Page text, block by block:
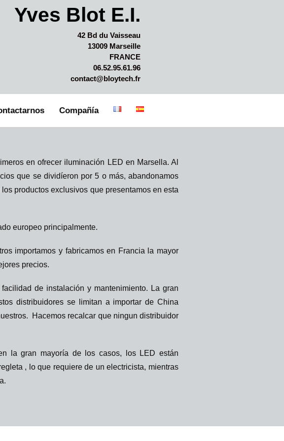
Yves Blot E.I.
42 Bd du Vaisseau
13009 Marseille
FRANCE
06.52.95.61.96
contact@bloytech.fr
Compañía
en ofrecer iluminación LED en Marsella. Al
que se dividíeron por 5 o más, abandonamos
productos exclusivos que presentamos en esta
europeo principalmente.
importamos y fabricamos en Francia la mayor
precios.
de instalación y mantenimiento. La gran
distribuidores se limitan a importar de China
Hacemos recalcar que ningun distribuidor
la gran mayoría de los casos, los LED están
, lo que requiere de un electricista, mientras